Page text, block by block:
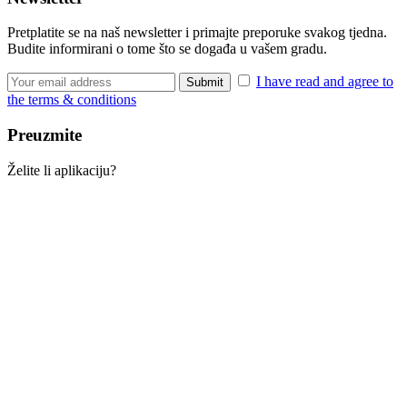
Pretplatite se na naš newsletter i primajte preporuke svakog tjedna.
Budite informirani o tome što se događa u vašem gradu.
I have read and agree to
the terms & conditions
Preuzmite
Želite li aplikaciju?